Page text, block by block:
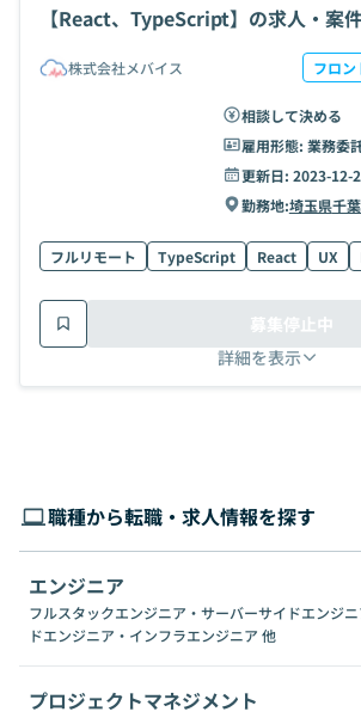
【React、TypeScript】の求人・案
株式会社メバイス フロ
相談して決める
雇用形態: 業務委
更新日: 2023-12-
勤務地:埼玉県千
フルリモート TypeScript React UX
詳細を表示
募集停止中
職種から転職・求人情報を探す
エンジニア
フルスタックエンジニア・サーバーサイドエンジ
ドエンジニア・インフラエンジニア 他
プロジェクトマネジメント